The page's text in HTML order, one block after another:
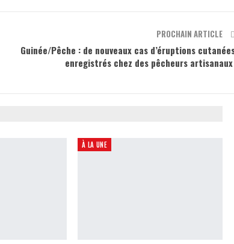
PROCHAIN ARTICLE
Guinée/Pêche : de nouveaux cas d’éruptions
enregistrés chez des pêcheurs
À LA UNE